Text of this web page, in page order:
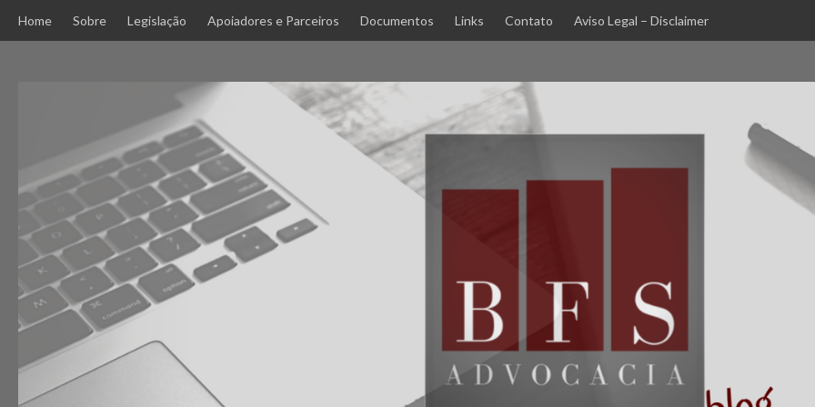
Home Sobre Legislação Apoiadores e Parceiros Documentos Links Contato Aviso Legal – Disclaimer